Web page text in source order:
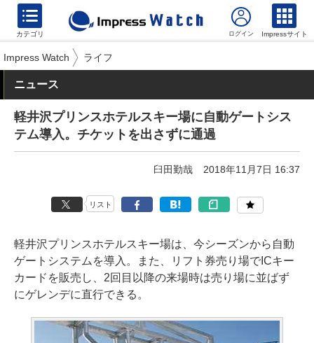
カテゴリ Impressサイト
Impress Watch ライフ
ニュース
軽井沢プリンスホテルスキー場に自動ゲートシス
テム導入。チケットを出さずに通過
臼田勤哉 2018年11月7日 16:37
リスト
軽井沢プリンスホテルスキー場は、今シーズンから自動
ゲートシステムを導入。また、リフト券売り場でICキー
カードを販売し、2回目以降の来場時は売り場に並ばず
にゲレンデに直行できる。